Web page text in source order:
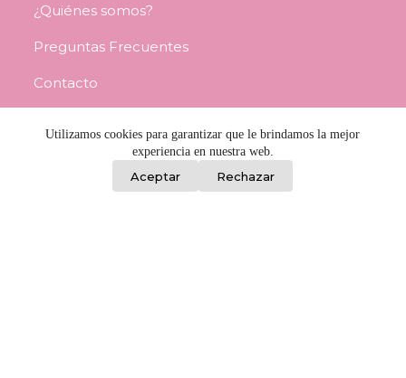
Utilizamos cookies para garantizar que le brindamos la mejor
experiencia en nuestra web.
Aceptar Rechazar
¿Quiénes somos?
Preguntas Frecuentes
Contacto
Términos y Condiciones